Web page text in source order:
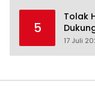
5
Tolak
17 Juli